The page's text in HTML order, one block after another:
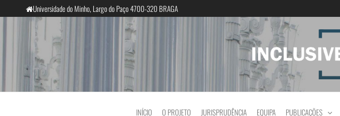
para
Universidade do Minho, Largo do Paço 4700-320 BRAGA
InclusiveCourts
INÍCIO O PROJETO JURISPRUDÊNCIA EQUIPA PUBLICAÇÕES